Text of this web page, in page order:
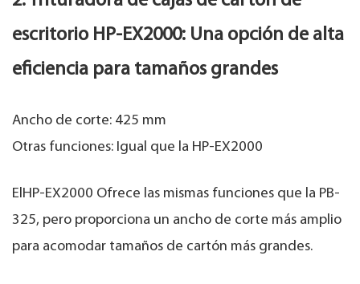
escritorio HP-EX2000: Una opción de alta
eficiencia para tamaños grandes
Ancho de corte: 425 mm
Otras funciones: Igual que la HP-EX2000
El HP-EX2000 Ofrece las mismas funciones que la PB-
325, pero proporciona un ancho de corte más amplio
para acomodar tamaños de cartón más grandes.